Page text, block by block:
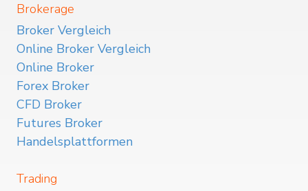
Brokerage
Broker Vergleich
Online Broker Vergleich
Online Broker
Forex Broker
CFD Broker
Futures Broker
Handelsplattformen
Trading